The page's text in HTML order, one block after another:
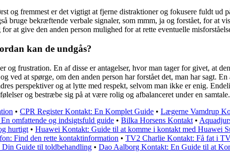
og fremmest er det vigtigt at fjerne distraktioner og fokusere fuldt ud
bruge bekræftende verbale signaler, som mmm, ja og forstået, for at
at give den anden person mulighed for at rette eventuelle
kan de undgås?
frustration. En af disse er antagelser, hvor man tager for givet, at
at spørge, om den anden person har forstået det, man har sagt. En
perspektiver og at lytte med respekt, selvom man ikke er enig.
og bestræbe sig på at være rolig og afbalanceret under en samtale.
• CPR Register Kontakt: En Komplet Guide • Lægerne Vamdrup
omfattende og indsigtsfuld guide • Bilka Horsens Kontakt •
hurtigt • Huawei Kontakt: Guide til at komme i kontakt med Huawei
Find den rette kontaktinformation • TV2 Charlie Kontakt: Få fat i
Guide til toldbehandling • Dao Aalborg Kontakt: En Guide til at